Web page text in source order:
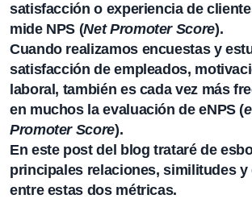
satisfacción o experiencia de
mide NPS (Net Promoter Score).
Cuando realizamos encuestas y
satisfacción de empleados,
laboral, también es cada vez más
en muchos la evaluación de eNPS (
Promoter Score).
En este post del blog trataré de
principales relaciones, similitudes y
entre estas dos métricas.